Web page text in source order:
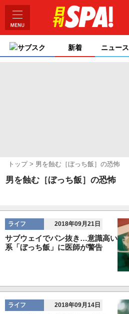
サブスク 新着 ニュース
トップ 男を蝕む［ぼっち飯］の恐怖
男を蝕む［ぼっち飯］の恐怖
ライフ 2018年09月21日
サブウェイでパン抜き…意識高い
系「ぼっち飯」に医師が警告
ライフ 2018年09月14日